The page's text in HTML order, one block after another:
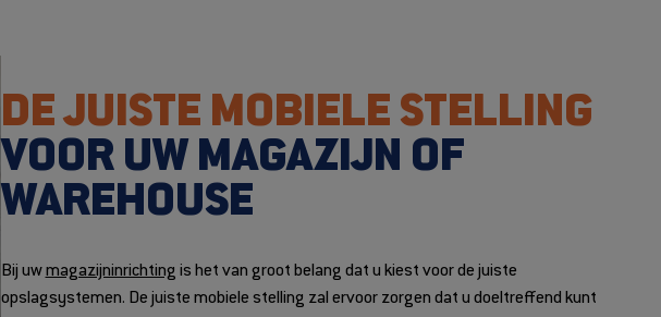
DE JUISTE MOBIELE STELLING
VOOR UW MAGAZIJN OF
WAREHOUSE
Bij uw magazijninrichting is het van groot belang dat u kiest voor de juiste
opslagsystemen. De juiste mobiele stelling zal ervoor zorgen dat u doeltreffend kunt